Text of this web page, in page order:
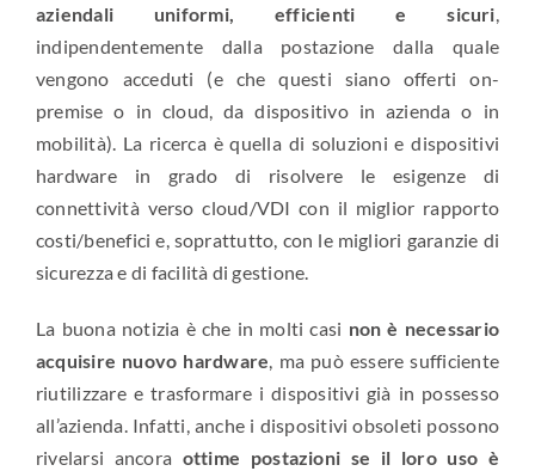
aziendali uniformi, efficienti e sicuri,
indipendentemente dalla postazione dalla quale
vengono acceduti (e che questi siano offerti on-
premise o in cloud, da dispositivo in azienda o in
mobilità). La ricerca è quella di soluzioni e dispositivi
hardware in grado di risolvere le esigenze di
connettività verso cloud/VDI con il miglior rapporto
costi/benefici e, soprattutto, con le migliori garanzie di
sicurezza e di facilità di gestione.
La buona notizia è che in molti casi non è necessario
acquisire nuovo hardware, ma può essere sufficiente
riutilizzare e trasformare i dispositivi già in possesso
all’azienda. Infatti, anche i dispositivi obsoleti possono
rivelarsi ancora ottime postazioni se il loro uso è